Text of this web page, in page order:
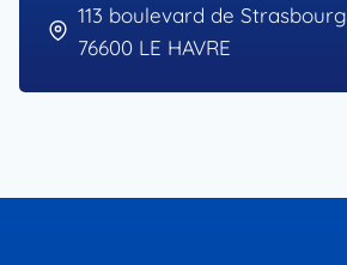
113 boulevard de Strasbourg
76600 LE HAVRE